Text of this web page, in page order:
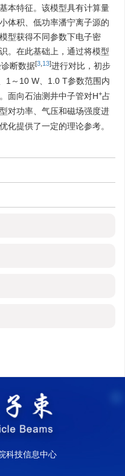
本特征。该模型具有计算量
体积、低功率潘宁离子源的
型获得不同参数下电子密
。在此基础上，通过将模型
断数据[3 13]进行对比，初步
1～10 W、1.0 T参数范围内
面向石油测井中子管对H+占
对功率、气压和磁场强度进
化提供了一定的理论参考。
科技信息中心